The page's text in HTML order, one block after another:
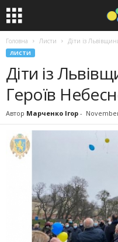
Головна Листи Діти із
ЛИСТИ
Діти із
Героїв
Автор Марченко Ігор -